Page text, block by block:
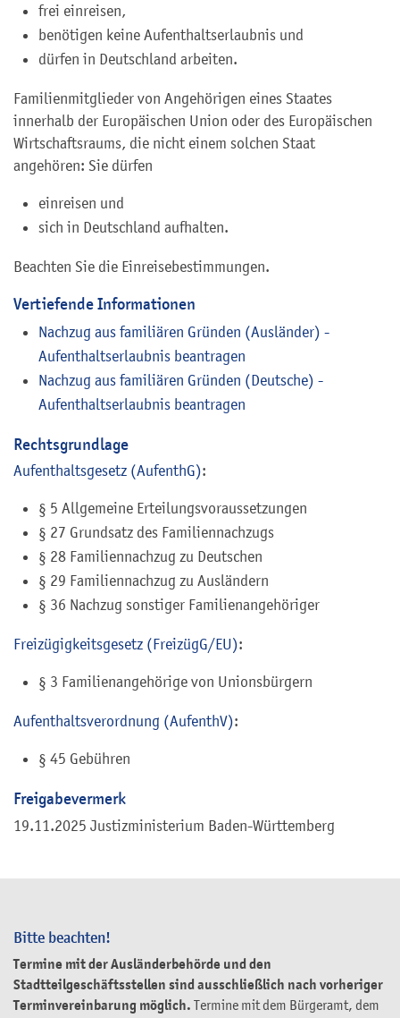
Bitte beachten!
Termine mit der Ausländerbehörde und den
Stadtteilgeschäftsstellen sind ausschließlich nach vorheriger
Terminvereinbarung möglich. Termine mit dem Bürgeramt, dem
frei einreisen,
benötigen keine Aufenthaltserlaubnis und
dürfen in Deutschland arbeiten.
Familienmitglieder von Angehörigen eines Staates
innerhalb der Europäischen Union oder des Europäischen
Wirtschaftsraums, die nicht einem solchen Staat
angehören: Sie dürfen
einreisen und
sich in Deutschland aufhalten.
Beachten Sie die Einreisebestimmungen.
Vertiefende Informationen
Nachzug aus familiären Gründen (Ausländer) -
Aufenthaltserlaubnis beantragen
Nachzug aus familiären Gründen (Deutsche) -
Aufenthaltserlaubnis beantragen
Rechtsgrundlage
Aufenthaltsgesetz (AufenthG):
§ 5 Allgemeine Erteilungsvoraussetzungen
§ 27 Grundsatz des Familiennachzugs
§ 28 Familiennachzug zu Deutschen
§ 29 Familiennachzug zu Ausländern
§ 36 Nachzug sonstiger Familienangehöriger
Freizügigkeitsgesetz (FreizügG/EU):
§ 3 Familienangehörige von Unionsbürgern
Aufenthaltsverordnung (AufenthV):
§ 45 Gebühren
Freigabevermerk
19.11.2025 Justizministerium Baden-Württemberg